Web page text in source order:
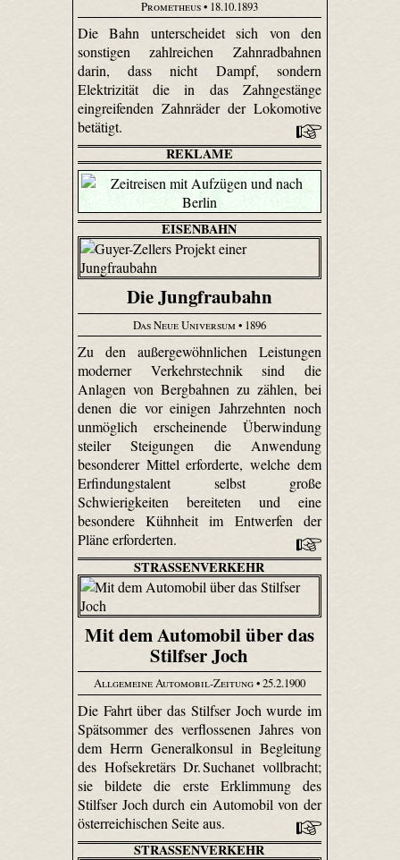
Prometheus• 18.10.1893
Die Bahn unterscheidet sich von den
sonstigen zahlreichen Zahnradbahnen
darin, dass nicht Dampf, sondern
Elektrizität die in das Zahngestänge
eingreifenden Zahnräder der Lokomotive
betätigt.
REKLAME
EISENBAHN
Die Jungfraubahn
Das Neue Universum• 1896
Zu den außergewöhnlichen Leistungen
moderner Verkehrstechnik sind die
Anlagen von Bergbahnen zu zählen, bei
denen die vor einigen Jahrzehnten noch
unmöglich erscheinende Überwindung
steiler Steigungen die Anwendung
besonderer Mittel erforderte, welche dem
Erfindungstalent selbst große
Schwierigkeiten bereiteten und eine
besondere Kühnheit im Entwerfen der
Pläne erforderten.
STRASSENVERKEHR
Mit dem Automobil über das
Stilfser Joch
Allgemeine Automobil-Zeitung• 25.2.1900
Die Fahrt über das Stilfser Joch wurde im
Spätsommer des verflossenen Jahres von
dem Herrn Generalkonsul in Begleitung
des Hofsekretärs Dr. Suchanet vollbracht;
sie bildete die erste Erklimmung des
Stilfser Joch durch ein Automobil von der
österreichischen Seite aus.
STRASSENVERKEHR